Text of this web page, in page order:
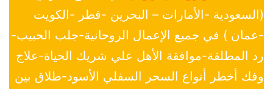
(السعودية -الأمارات – البحرين -قطر -الكويت
-عمان ) في جميع الإعمال الروحانية-جلب الحبيب-
رد المطلقة-موافقة الأهل علي شريك الحياة-علاج
وفك أخطر أنواع السحر السفلي الأسود-طلاق بين